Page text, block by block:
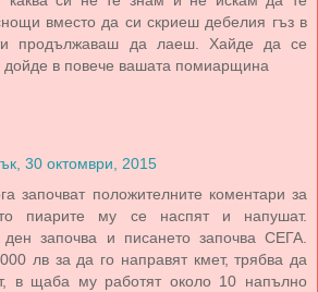
вместо да си скриеш дебелия гъз в
продължаваш да лаеш. Хайде да се
в повече вашата помиарщина
30 октомври, 2015
започват положителните коментари за
пиарите му се наспят и напушат.
започва и писането започва СЕГА.
лв за да го направят кмет, трябва да
в щаба му работят около 10 напълно